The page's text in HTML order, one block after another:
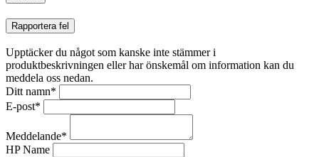
Rapportera fel
Upptäcker du något som kanske inte stämmer i
produktbeskrivningen eller har önskemål om information kan du
meddela oss nedan.
Ditt namn*
E-post*
Meddelande*
HP Name